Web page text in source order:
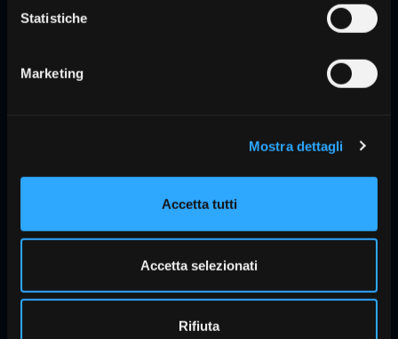
Statistiche
Marketing
Mostra dettagli
Accetta tutti
Accetta selezionati
Rifiuta